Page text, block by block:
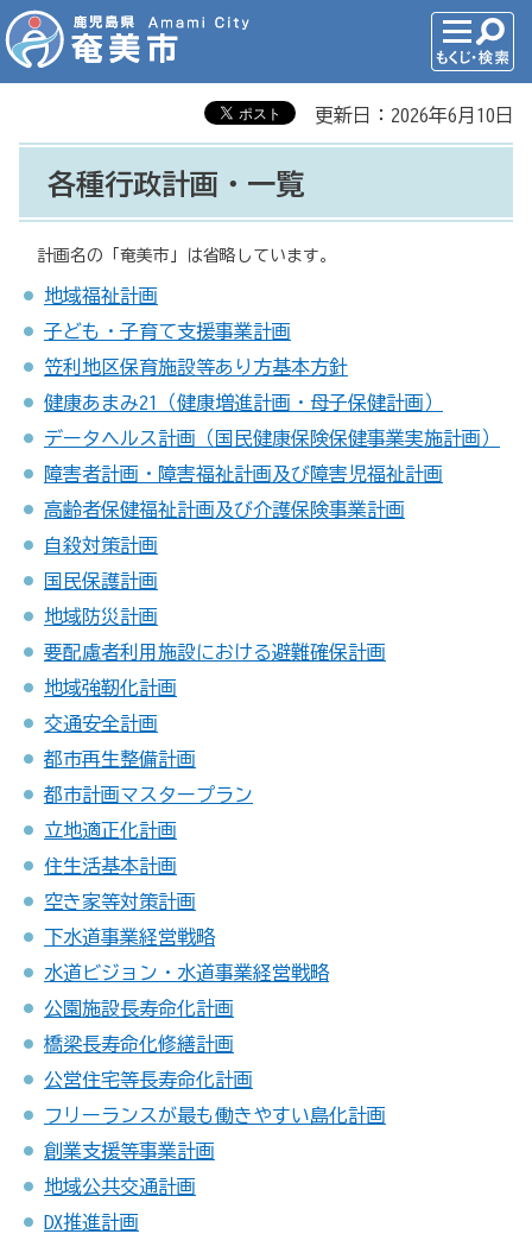
更新日：2026年6月10日
各種行政計画・一覧
計画名の「奄美市」は省略しています。
地域福祉計画
子ども・子育て支援事業計画
笠利地区保育施設等あり方基本方針
健康あまみ21（健康増進計画・母子保健計画）
データヘルス計画（国民健康保険保健事業実施計画）
障害者計画・障害福祉計画及び障害児福祉計画
高齢者保健福祉計画及び介護保険事業計画
自殺対策計画
国民保護計画
地域防災計画
要配慮者利用施設における避難確保計画
地域強靭化計画
交通安全計画
都市再生整備計画
都市計画マスタープラン
立地適正化計画
住生活基本計画
空き家等対策計画
下水道事業経営戦略
水道ビジョン・水道事業経営戦略
公園施設長寿命化計画
橋梁長寿命化修繕計画
公営住宅等長寿命化計画
フリーランスが最も働きやすい島化計画
創業支援等事業計画
地域公共交通計画
DX推進計画